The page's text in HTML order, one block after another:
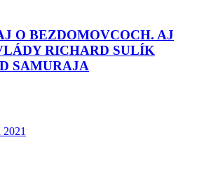
O BEZDOMOVCOCH. AJ
RICHARD SULÍK
SAMURAJA
2021